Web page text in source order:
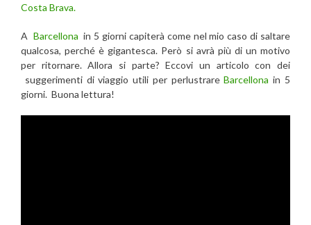
Costa Brava.
A Barcellona in 5 giorni capiterà come nel mio caso di saltare
qualcosa, perché è gigantesca. Però si avrà più di un motivo
per ritornare. Allora si parte? Eccovi un articolo con dei
suggerimenti di viaggio utili per perlustrareBarcellona in 5
giorni. Buona lettura!